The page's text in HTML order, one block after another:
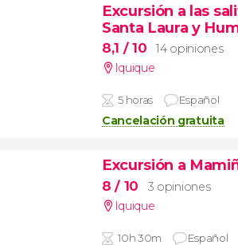
Excursión a las
Santa Laura y
8,1 / 10
14 opiniones
Iquique
5 horas Español
Cancelación gratuita
Excursión a
8/ 10
3 opiniones
Iquique
10h 30m Español